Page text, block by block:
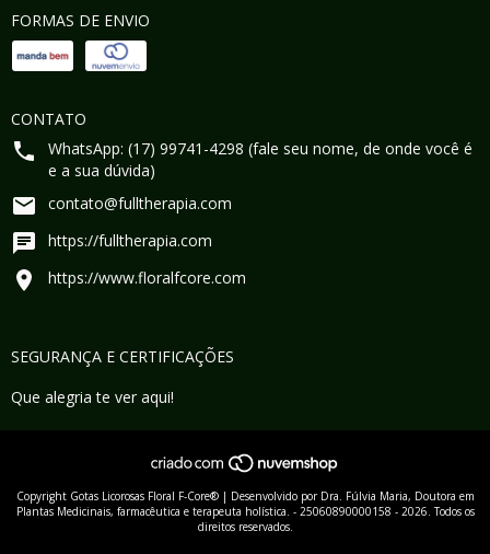
FORMAS DE ENVIO
CONTATO
WhatsApp: (17) 99741-4298 (fale seu nome, de onde você é
e a sua dúvida)
contato@fulltherapia.com
https://fulltherapia.com
https://www.floralfcore.com
SEGURANÇA E CERTIFICAÇÕES
Que alegria te ver aqui!
Copyright Gotas Licorosas Floral F-Core® | Desenvolvido por Dra. Fúlvia Maria, Doutora em
Plantas Medicinais, farmacêutica e terapeuta holística. - 25060890000158 - 2026. Todos os
direitos reservados.